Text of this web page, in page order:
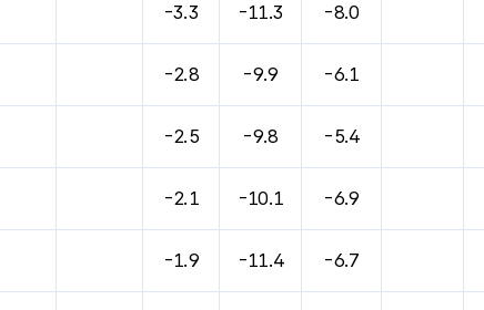
-3.3 -11.3 -8.0
-2.8 -9.9 -6.1
-2.5 -9.8 -5.4
-2.1 -10.1 -6.9
-1.9 -11.4 -6.7